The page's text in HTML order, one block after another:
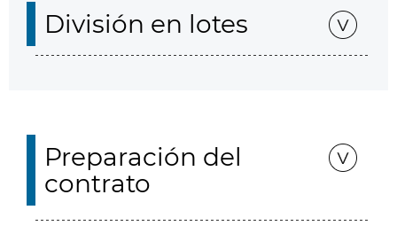
División en lotes
Preparación del
contrato